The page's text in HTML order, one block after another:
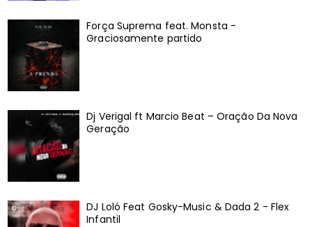
Força Suprema feat. Monsta -
Graciosamente partido
Dj Verigal ft Marcio Beat – Oração Da Nova
Geração
DJ Loló Feat Gosky-Music & Dada 2 - Flex
Infantil